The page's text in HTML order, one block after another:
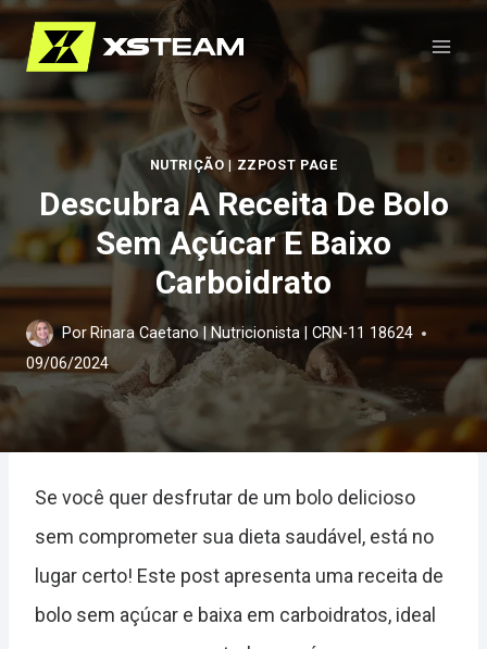
Pular
para
o
NUTRIÇÃO | ZZPOST PAGE
Descubra A Receita De Bolo
Sem Açúcar E Baixo
Carboidrato
Por Rinara Caetano | Nutricionista | CRN-11 18624
09/06/2024
Se você quer desfrutar de um bolo delicioso
sem comprometer sua dieta saudável, está no
lugar certo! Este post apresenta uma receita de
bolo sem açúcar e baixa em carboidratos, ideal